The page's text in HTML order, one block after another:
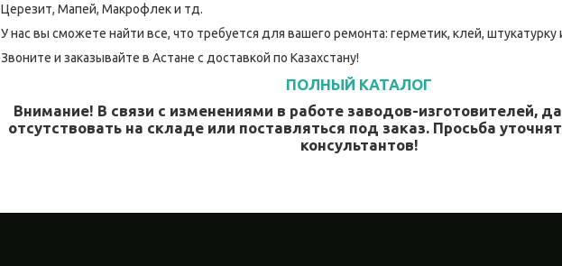
Церезит, Мапей, Макрофлек и тд.
У нас вы сможете найти все, что требуется для вашего ремонта: герметик, клей, штукатурку
Звоните и заказывайте в Астане с доставкой по Казахстану!
ПОЛНЫЙ КАТАЛОГ
Внимание! В связи с изменениями в работе заводов-изготовителей,
отсутствовать на складе или поставляться под заказ. Просьба
консультантов!